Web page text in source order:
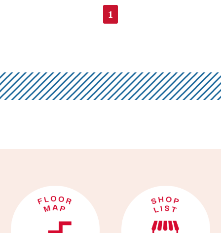
１２月１４日（月） ２０２７年 １月２５日（月） ２月１５日（月） ３
1